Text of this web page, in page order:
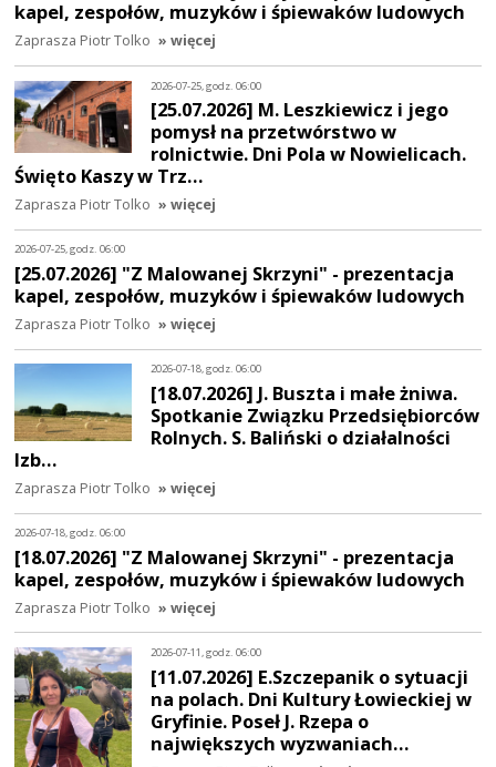
kapel, zespołów, muzyków i śpiewaków ludowych
Zaprasza Piotr Tolko » więcej
2026-07-25, godz. 06:00
[25.07.2026] M. Leszkiewicz i jego
pomysł na przetwórstwo w
rolnictwie. Dni Pola w Nowielicach.
Święto Kaszy w Trz…
Zaprasza Piotr Tolko » więcej
2026-07-25, godz. 06:00
[25.07.2026] "Z Malowanej Skrzyni" - prezentacja
kapel, zespołów, muzyków i śpiewaków ludowych
Zaprasza Piotr Tolko » więcej
2026-07-18, godz. 06:00
[18.07.2026] J. Buszta i małe żniwa.
Spotkanie Związku Przedsiębiorców
Rolnych. S. Baliński o działalności
Izb…
Zaprasza Piotr Tolko » więcej
2026-07-18, godz. 06:00
[18.07.2026] "Z Malowanej Skrzyni" - prezentacja
kapel, zespołów, muzyków i śpiewaków ludowych
Zaprasza Piotr Tolko » więcej
2026-07-11, godz. 06:00
[11.07.2026] E.Szczepanik o sytuacji
na polach. Dni Kultury Łowieckiej w
Gryfinie. Poseł J. Rzepa o
największych wyzwaniach…